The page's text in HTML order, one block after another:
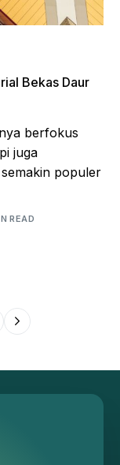
Bekas Daur
berfokus
juga
populer
READ